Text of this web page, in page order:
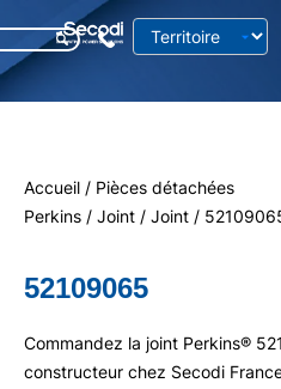
Accueil / Pièces détachées
Perkins / Joint / Joint /
52109065
Commandez la joint Perkins®
constructeur chez Secodi